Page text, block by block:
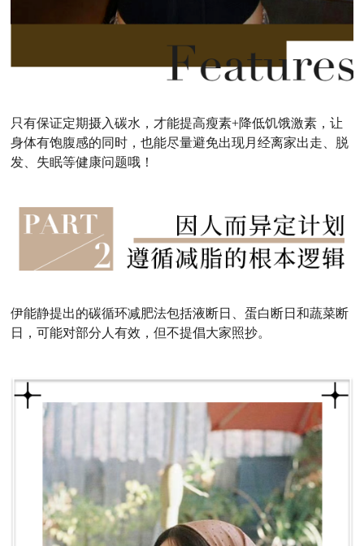
只有保证定期摄入碳水，才能提高瘦素+降低饥饿激素，让
身体有饱腹感的同时，也能尽量避免出现月经离家出走、脱
发、失眠等健康问题哦！
伊能静提出的碳循环减肥法包括液断日、蛋白断日和蔬菜断
日，可能对部分人有效，但不提倡大家照抄。